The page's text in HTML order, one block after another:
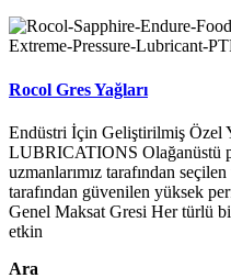
Rocol Gres Yağları
Endüstri İçin Geliştirilmiş Özel
LUBRICATIONS Olağanüstü
uzmanlarımız tarafından
tarafından güvenilen yüksek
Genel Maksat Gresi Her türlü
etkin
Ara